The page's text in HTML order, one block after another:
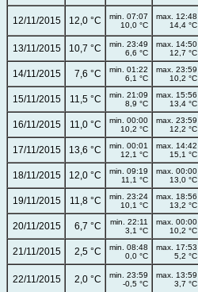
12/11/2015 12,0 °C
min. 07:07
10,0 °C
max. 12:48
14,4 °C
13/11/2015 10,7 °C
min. 23:49
6,6 °C
max. 14:50
12,7 °C
14/11/2015 7,6 °C
min. 01:22
6,1 °C
max. 23:59
10,2 °C
15/11/2015 11,5 °C
min. 21:09
8,9 °C
max. 15:56
13,4 °C
16/11/2015 11,0 °C
min. 00:00
10,2 °C
max. 23:59
12,2 °C
17/11/2015 13,6 °C
min. 00:01
12,1 °C
max. 14:42
15,1 °C
18/11/2015 12,0 °C
min. 09:19
11,1 °C
max. 00:00
13,0 °C
19/11/2015 11,8 °C
min. 23:24
10,1 °C
max. 18:56
13,2 °C
20/11/2015 6,7 °C
min. 22:11
3,1 °C
max. 00:00
10,2 °C
21/11/2015 2,5 °C
min. 08:48
0,0 °C
max. 17:53
5,2 °C
22/11/2015 2,0 °C
min. 23:59
-0,5 °C
max. 13:59
3,7 °C